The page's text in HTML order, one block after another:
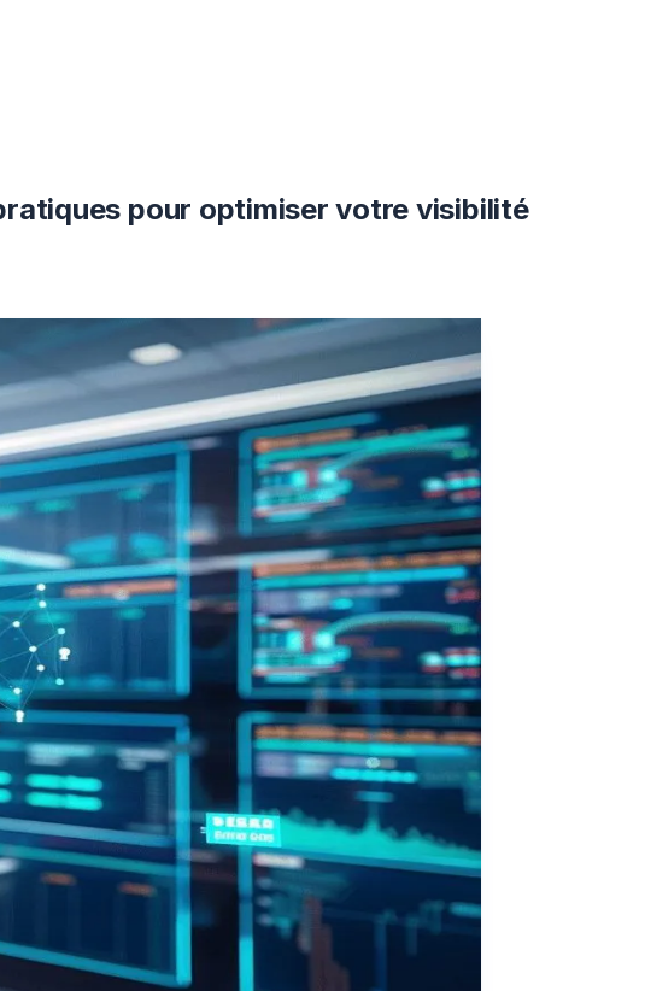
pour optimiser votre visibilité